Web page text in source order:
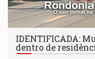
IDENTIFICADA:
dentro de